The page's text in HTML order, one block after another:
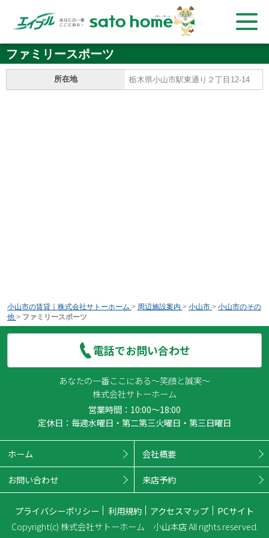
ファミリースポーツ
所在地 栃木県小山市駅東通り２丁目12-14
小山市の賃貸｜株式会社サトーホーム > 周辺施設案内 > 小山市 > 小山市のその
他 > ファミリースポーツ
電話でお問い合わせ
あなたの一番ここにある～笑顔と誠実～
株式会社サトーホーム
営業時間：10:00～18:00
定休日：毎週水曜日・第二第三火曜日・第三日曜日
ホーム 会社概要
お問い合わせ 来店予約
プライバシーポリシー 利用規約 アクセスマップ
PCサイト
Copyright(c) 株式会社サトーホーム 小山本店 All rights reserved.